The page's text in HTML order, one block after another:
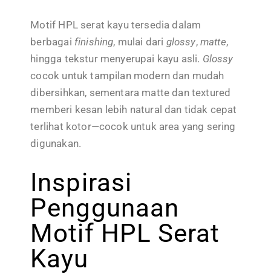
Motif HPL serat kayu tersedia dalam
berbagai finishing, mulai dari glossy, matte,
hingga tekstur menyerupai kayu asli. Glossy
cocok untuk tampilan modern dan mudah
dibersihkan, sementara matte dan textured
memberi kesan lebih natural dan tidak cepat
terlihat kotor—cocok untuk area yang sering
digunakan.
Inspirasi
Penggunaan
Motif HPL Serat
Kayu